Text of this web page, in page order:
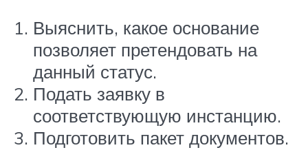
Выяснить, какое основание
позволяет претендовать на
данный статус.
Подать заявку в
соответствующую инстанцию.
Подготовить пакет документов.